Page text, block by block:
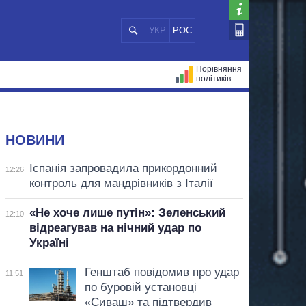
УКР РОС
Порівняння
політиків
НОВИНИ
12:26
Іспанія запровадила прикордонний
контроль для мандрівників з Італії
12:10
«Не хоче лише путін»: Зеленський
відреагував на нічний удар по
Україні
11:51
Генштаб повідомив про удар
по буровій установці
«Сиваш» та підтвердив